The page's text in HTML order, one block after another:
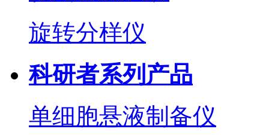
旋转分样仪
科研者系列产品
单细胞悬液制备仪